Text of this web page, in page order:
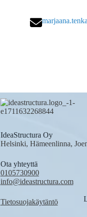
IdeaStructura Oy
Helsinki, Hämeenlinna,
Ota yhteyttä
0105730900
info@ideastructura.com
Tietosuojakäytäntö